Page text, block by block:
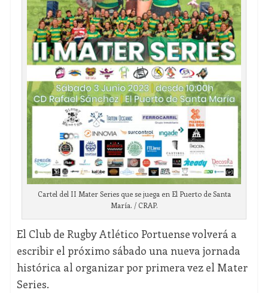
Cartel del II Mater Series que se juega en El Puerto de Santa
María. / CRAP.
El Club de Rugby Atlético Portuense volverá a
escribir el próximo sábado una nueva jornada
histórica al organizar por primera vez el Mater
Series.